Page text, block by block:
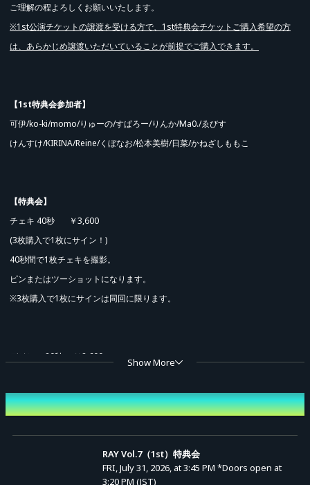
Advance Sale (Lottery)
ご理解の程よろしくお願いいたします。
※1st公演チケットの譲渡を受ける方で、 1st特典会チケットご購入希望の方
は、あらかじめ譲渡いただいていることが前提でご購入できます。
【1st特典会参加者】
可伊/ko-ki/momo/りゅーの/すぱろー/りんか/Ma0./ゑびす
けんすけ/KIRINA/Reine/くぼなお/松本美樹/日菜/かねざしももこ
【特典会】
チェキ 40秒 ￥3,600
(3枚購入で1枚にサイン！)
40秒間で1枚チェキを撮影。
ピンまたはツーショットになります。
※3枚購入で1枚にサインは同回に限ります。
デジショ 20秒 ￥2,600
ピンまたはツーショットになります。
サインチェキ40秒、デジショ20秒
Show More
Event Date and Time
RAY Vol.7（1st）特典会
FRI, July 31, 2026, at 3:45 PM *Doors open at
3:20 PM (JST)